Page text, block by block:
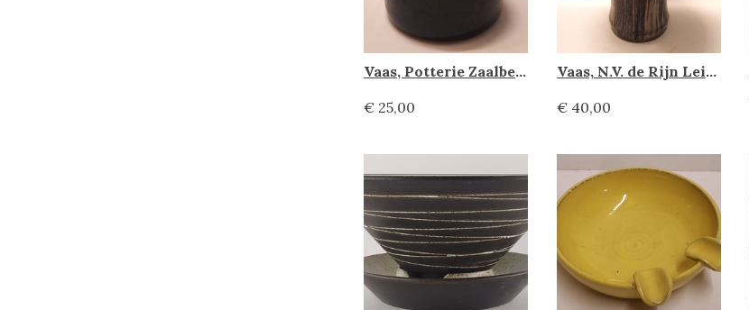
Vaas, Potterie Zaalberg
€ 25,00
Vaas, N.V. de Rijn Leiderdorp
€ 40,00